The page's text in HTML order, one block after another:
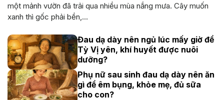
một mảnh vườn đã trải qua nhiều mùa nắng mưa. Cây muốn
xanh thì gốc phải bền,...
Đau dạ dày nên ngủ lúc mấy giờ để
Tỳ Vị yên, khí huyết được nuôi
dưỡng?
Phụ nữ sau sinh đau dạ dày nên ăn
gì để êm bụng, khỏe mẹ, đủ sữa
cho con?